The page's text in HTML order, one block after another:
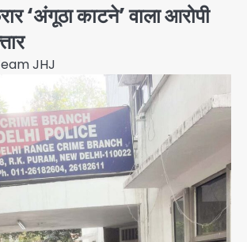
‘अंगूठा काटने’ वाला आरोपी
JHJ